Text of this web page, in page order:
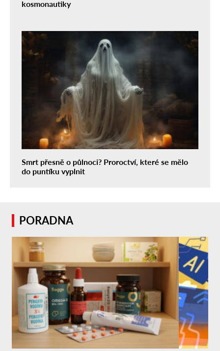
kosmonautiky
Smrt přesně o půlnoci? Proroctví, které se mělo
do puntíku vyplnit
PORADNA